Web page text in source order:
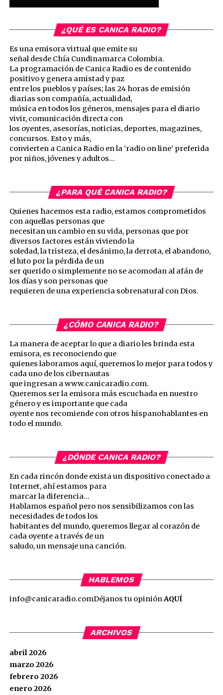
¿QUÉ ES CANICA RADIO?
Es una emisora virtual que emite su
señal desde Chía Cundinamarca Colombia.
La programación de Canica Radio es de contenido
positivo y genera amistad y paz
entre los pueblos y países; las 24 horas de emisión
diarias son compañía, actualidad,
música en todos los géneros, mensajes para el diario
vivir, comunicación directa con
los oyentes, asesorías, noticias, deportes, magazines,
concursos. Esto y más,
convierten a Canica Radio en la ‘radio on line’ preferida
por niños, jóvenes y adultos…
¿PARA QUÉ CANICA RADIO?
Quienes hacemos esta radio, estamos comprometidos
con aquellas personas que
necesitan un cambio en su vida, personas que por
diversos factores están viviendo la
soledad, la tristeza, el desánimo, la derrota, el abandono,
el luto por la pérdida de un
ser querido o simplemente no se acomodan al afán de
los días y son personas que
requieren de una experiencia sobrenatural con Dios.
¿CÓMO CANICA RADIO?
La manera de aceptar lo que a diario les brinda esta
emisora, es reconociendo que
quienes laboramos aquí, queremos lo mejor para todos y
cada uno de los cibernautas
que ingresan a www.canicaradio.com.
Queremos ser la emisora más escuchada en nuestro
género y es importante que cada
oyente nos recomiende con otros hispanohablantes en
todo el mundo.
¿DÓNDE CANICA RADIO?
En cada rincón donde exista un dispositivo conectado a
Internet, ahí estamos para
marcar la diferencia…
Hablamos español pero nos sensibilizamos con las
necesidades de todos los
habitantes del mundo, queremos llegar al corazón de
cada oyente a través de un
saludo, un mensaje una canción.
HABLEMOS
info@canicaradio.comDéjanos tu opiniónAQUÍ
ARCHIVOS
abril 2026
marzo 2026
febrero 2026
enero 2026